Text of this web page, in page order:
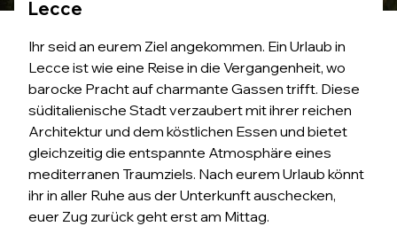
Lecce
Ihr seid an eurem Ziel angekommen. Ein Urlaub in
Lecce ist wie eine Reise in die Vergangenheit, wo
barocke Pracht auf charmante Gassen trifft. Diese
süditalienische Stadt verzaubert mit ihrer reichen
Architektur und dem köstlichen Essen und bietet
gleichzeitig die entspannte Atmosphäre eines
mediterranen Traumziels. Nach eurem Urlaub könnt
ihr in aller Ruhe aus der Unterkunft auschecken,
euer Zug zurück geht erst am Mittag.